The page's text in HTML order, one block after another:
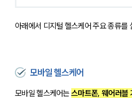
아래에서 디지털 헬스케어 주요 종류를
모바일 헬스케어
모바일 헬스케어는 스마트폰, 웨어러블